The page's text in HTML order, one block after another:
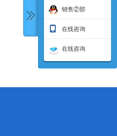
下一条:
销售②部
在线咨询
在线咨询